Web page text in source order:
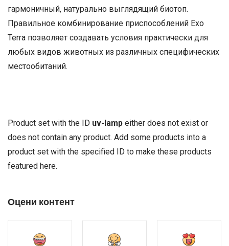
гармоничный, натурально выглядящий биотоп.
Правильное комбинирование приспособлений Exo
Terra позволяет создавать условия практически для
любых видов животных из различных специфических
местообитаний.
Product set with the ID uv-lamp either does not exist or
does not contain any product. Add some products into a
product set with the specified ID to make these products
featured here.
Оцени контент